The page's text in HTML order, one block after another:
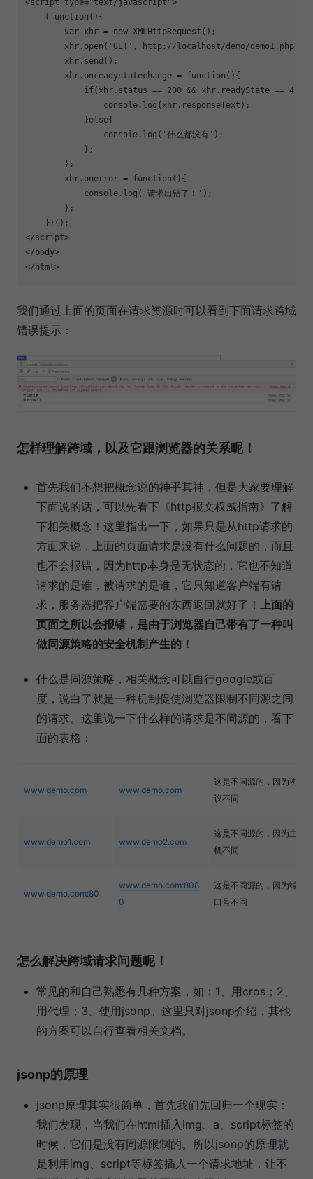
    (
function (){
var xhr = new XMLHttpRequest ();
xhr . open ( ' GET ' , ' http://localhost/demo/demo1.php
xhr . send ();
xhr . onreadystatechange = function (){
if ( xhr . status == 200 && xhr . readyState == 4){
console . log ( xhr . responseText );
            }
else{
console . log ( ' 什么都没有 ' );
            };
        };
xhr . onerror = function (){
console . log ( ' 请求出错了！ ' );
        };
    })();
</script>
</ body>
</ html
我们通过上面的页面在请求资源时可以看到下面请求跨域
错误提示：
怎样理解跨域，以及它跟浏览器的关系呢！
首先我们不想把概念说的神乎其神，但是大家要理解
下面说的话，可以先看下《http报文权威指南》了解
下相关概念！这里指出一下，如果只是从http请求的
方面来说，上面的页面请求是没有什么问题的，而且
也不会报错，因为http本身是无状态的，它也不知道
请求的是谁，被请求的是谁，它只知道客户端有请
求，服务器把客户端需要的东西返回就好了！ 上面的
页面之所以会报错，是由于浏览器自己带有了一种叫
做同源策略的安全机制产生的！
什么是同源策略，相关概念可以自行google或百
度，说白了就是一种机制促使浏览器限制不同源之间
的请求。这里说一下什么样的请求是不同源的，看下
面的表格：
www.demo.com www.demo.com
这是不同源的，因为协
议不同
www.demo1.com www.demo2.com
这是不同源的，因为主
机不同
www.demo.com:80
www.demo.com:808
0
这是不同源的，因为端
口号不同
怎么解决跨域请求问题呢！
常见的和自己熟悉有几种方案，如：1、用cros；2、
用代理；3、使用jsonp。这里只对jsonp介绍，其他
的方案可以自行查看相关文档。
jsonp的原理
jsonp原理其实很简单，首先我们先回归一个现实：
我们发现，当我们在html插入img、a、script标签的
时候，它们是没有同源限制的。所以jsonp的原理就
是利用img、script等标签插入一个请求地址，让不